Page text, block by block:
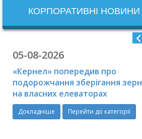
КОРПОРАТИВНІ НОВИНИ
05-08-2026
«Кернел» попередив про
подорожчання зберігання
на власних елеваторах
Докладніше Перейти до категорії